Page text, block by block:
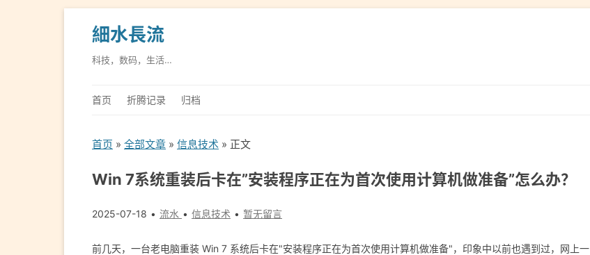
細水長流
科技，数码，生活…
首页 折腾记录 归档
首页 » 全部文章 » 信息技术 » 正文
Win 7系统重装后卡在”安装程序正在为首次使用计算机做准备”怎么办？
2025-07-18 流水 信息技术 暂无留言
前几天，一台老电脑重装 Win 7 系统后卡在"安装程序正在为首次使用计算机做准备"，印象中以前也遇到过，网上一